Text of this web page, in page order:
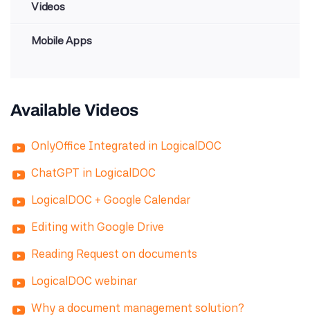
Videos
Mobile Apps
Available Videos
OnlyOffice Integrated in LogicalDOC
ChatGPT in LogicalDOC
LogicalDOC + Google Calendar
Editing with Google Drive
Reading Request on documents
LogicalDOC webinar
Why a document management solution?